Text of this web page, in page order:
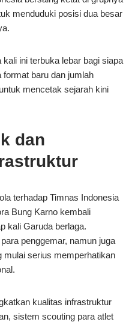
menduduki posisi dua besar
ini terbuka lebar bagi siapa
format baru dan jumlah
mencetak sejarah kini
dan
terhadap Timnas Indonesia
Bung Karno kembali
kali Garuda berlaga.
penggemar, namun juga
mulai serius memperhatikan
kualitas infrastruktur
sistem scouting para atlet